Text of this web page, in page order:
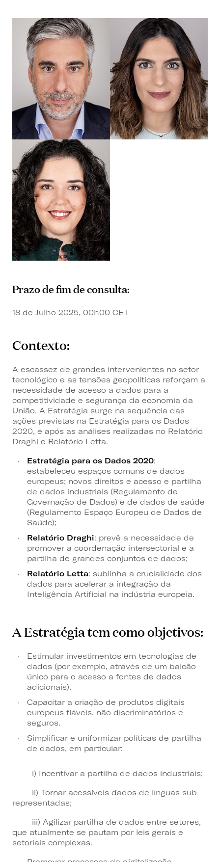
Prazo de fim de consulta:
18 de Julho 2025, 00h00 CET
Contexto:
A escassez de grandes intervenientes no setor
tecnológico e as tensões geopolíticas reforçam a
necessidade de acesso a dados para a
competitividade e segurança da economia da
União. A Estratégia surge na sequência das
ações previstas na Estratégia para os Dados
2020, e após as análises realizadas no Relatório
Draghi e Relatório Letta.
Estratégia para os Dados 2020:
estabeleceu espaços comuns de dados
europeus; novos direitos e acesso e partilha
de dados industriais (Regulamento de
Governação de Dados) e de dados de saúde
(Regulamento Espaço Europeu de Dados de
Saúde);
Relatório Draghi: prevê a necessidade de
promover a coordenação intersectorial e a
partilha de grandes conjuntos de dados;
Relatório Letta: sublinha a crucialidade dos
dados para acelerar a integração da
Inteligência Artificial na indústria europeia.
A Estratégia tem como objetivos:
Estimular investimentos em tecnologias de
dados (por exemplo, através de um balcão
único para o acesso a fontes de dados
adicionais).
Capacitar a criação de produtos digitais
europeus fiáveis, não discriminatórios e
seguros.
Simplificar e uniformizar políticas de partilha
de dados, em particular:
i) Incentivar a partilha de dados industriais;
ii) Tornar acessíveis dados de línguas sub-
representadas;
iii) Agilizar partilha de dados entre setores,
que atualmente se pautam por leis gerais e
setoriais complexas.